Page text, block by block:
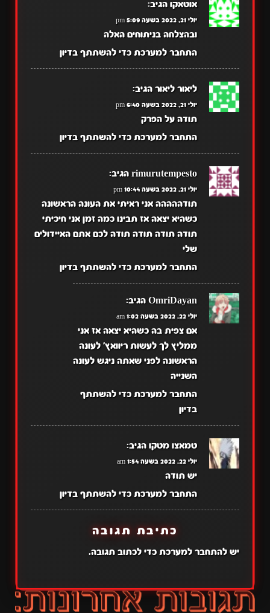
אוטאקו הגיב:
יולי 21, 2022 בשעה 5:09 pm
ובהצלחה בניתוחים האלה
התחבר למערכת כדי להשתתף בדיון
ליאור ליאור הגיב:
יולי 21, 2022 בשעה 6:40 pm
תודה על הפרק
התחבר למערכת כדי להשתתף בדיון
rimurutempesto הגיב:
יולי 21, 2022 בשעה 10:44 pm
תודההההה אני ראיתי את העונה הראשונה
כשהיא יצאה אז תבינו כמה זמן אני חיכיתי
תודה תודה תודה תודה לכם אתם האיידולים
שלי
התחבר למערכת כדי להשתתף בדיון
OmriDayan הגיב:
יולי 22, 2022 בשעה 1:02 am
אם צפית בה כשהיא יצאה אז אני
ממליץ לך לעשות ריוואץ' לעונה
הראשונה לפני שאתה ניגש לעונה
השנייה
התחבר למערכת כדי להשתתף
בדיון
טמאצו מטקו הגיב:
יולי 22, 2022 בשעה 1:54 am
יש תודה
התחבר למערכת כדי להשתתף בדיון
כתיבת תגובה
יש להתחבר למערכתכדי לכתוב תגובה.